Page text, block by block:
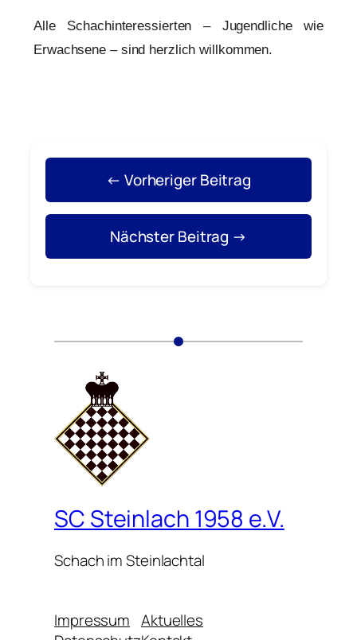
Alle Schachinteressierten – Jugendliche wie
Erwachsene – sind herzlich willkommen.
← Vorheriger Beitrag
Nächster Beitrag →
SC Steinlach 1958 e.V.
Schach im Steinlachtal
Impressum Aktuelles